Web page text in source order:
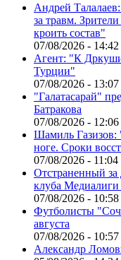
Андрей
за травм.
кроить состав"
07/08/2026 - 14:42
Агент: "К
Турции"
07/08/2026 - 13:07
"Галатасарай"
Батракова
07/08/2026 - 12:06
Шамиль Газизов:
ноге. Сроки
07/08/2026 - 11:04
Отстраненный за
клуба
07/08/2026 - 10:58
Футболисты
августа
07/08/2026 - 10:57
Александр